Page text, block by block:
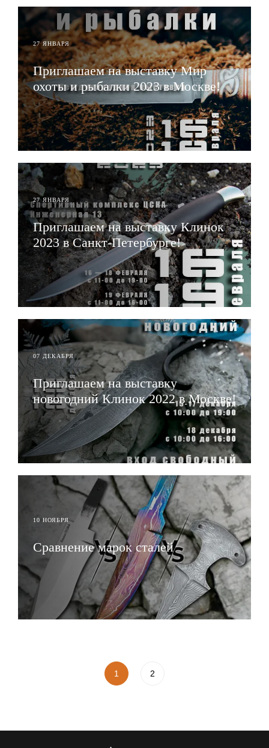
27 ЯНВАРЯ
Приглашаем на выставку Мир
охоты и рыбалки 2023 в Москве!
ЧИТАТЬ
27 ЯНВАРЯ
Приглашаем на выставку Клинок
2023 в Санкт-Петербурге!
ЧИТАТЬ
07 ДЕКАБРЯ
Приглашаем на выставку
новогодний Клинок 2022 в Москве!
ЧИТАТЬ
10 НОЯБРЯ
Сравнение марок сталей
ЧИТАТЬ
1 2